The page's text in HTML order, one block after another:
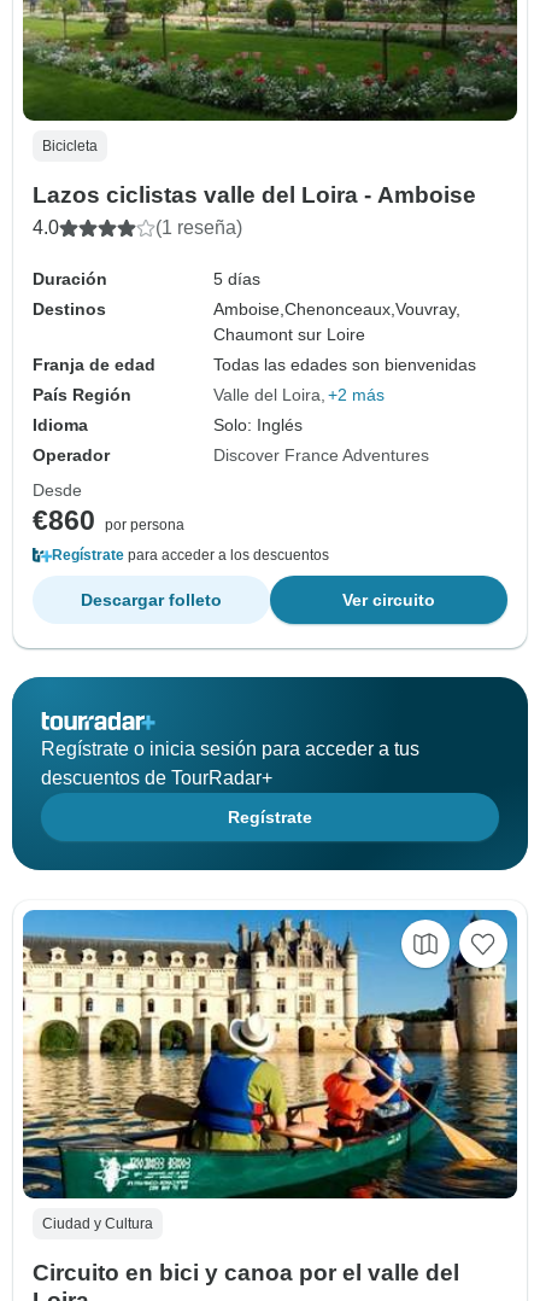
Bicicleta
Lazos ciclistas valle del Loira - Amboise
4.0 (1 reseña)
Duración
5 días
Destinos
Amboise,Chenonceaux,Vouvray,
Chaumont sur Loire
Franja de edad
Todas las edades son bienvenidas
País Región
Valle del Loira +2 más
Idioma
Solo: Inglés
Operador
Discover France Adventures
Desde
€860
por persona
Regístrate para acceder a los descuentos
Ver circuito
Descargar folleto
Regístrate o inicia sesión para acceder a tus
descuentos de TourRadar+
Regístrate
Ciudad y Cultura
Circuito en bici y canoa por el valle del